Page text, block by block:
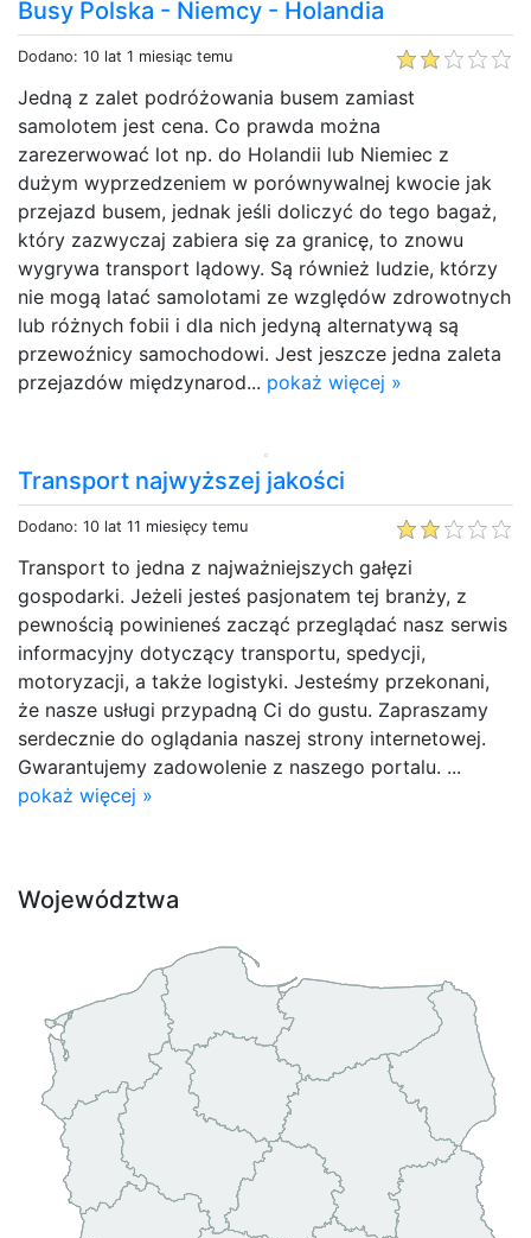
Busy Polska - Niemcy - Holandia
Dodano: 10 lat 1 miesiąc temu
Jedną z zalet podróżowania busem zamiast
samolotem jest cena. Co prawda można
zarezerwować lot np. do Holandii lub Niemiec z
dużym wyprzedzeniem w porównywalnej kwocie jak
przejazd busem, jednak jeśli doliczyć do tego bagaż,
który zazwyczaj zabiera się za granicę, to znowu
wygrywa transport lądowy. Są również ludzie, którzy
nie mogą latać samolotami ze względów zdrowotnych
lub różnych fobii i dla nich jedyną alternatywą są
przewoźnicy samochodowi. Jest jeszcze jedna zaleta
przejazdów międzynarod... pokaż więcej »
Transport najwyższej jakości
Dodano: 10 lat 11 miesięcy temu
Transport to jedna z najważniejszych gałęzi
gospodarki. Jeżeli jesteś pasjonatem tej branży, z
pewnością powinieneś zacząć przeglądać nasz serwis
informacyjny dotyczący transportu, spedycji,
motoryzacji, a także logistyki. Jesteśmy przekonani,
że nasze usługi przypadną Ci do gustu. Zapraszamy
serdecznie do oglądania naszej strony internetowej.
Gwarantujemy zadowolenie z naszego portalu. ...
pokaż więcej »
Województwa